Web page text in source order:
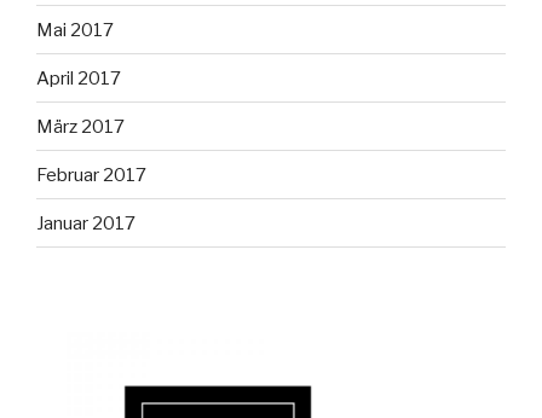
Mai 2017
April 2017
März 2017
Februar 2017
Januar 2017